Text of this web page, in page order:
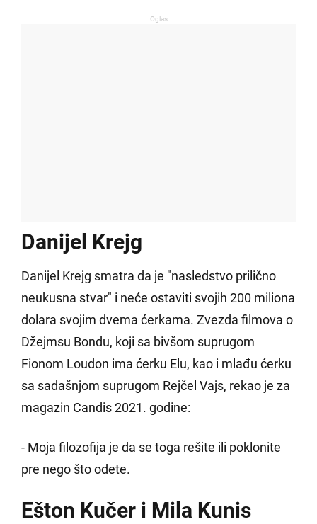
Oglas
Danijel Krejg
Danijel Krejg smatra da je "nasledstvo prilično
neukusna stvar" i neće ostaviti svojih 200 miliona
dolara svojim dvema ćerkama. Zvezda filmova o
Džejmsu Bondu, koji sa bivšom suprugom
Fionom Loudon ima ćerku Elu, kao i mlađu ćerku
sa sadašnjom suprugom Rejčel Vajs, rekao je za
magazin Candis 2021. godine:
- Moja filozofija je da se toga rešite ili poklonite
pre nego što odete.
Ešton Kučer i Mila Kunis